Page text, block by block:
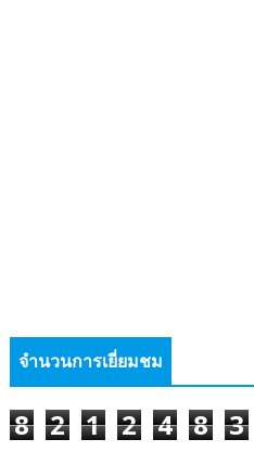
จำนวนการเยี่ยมชม
8 2 1 2 4 8 3